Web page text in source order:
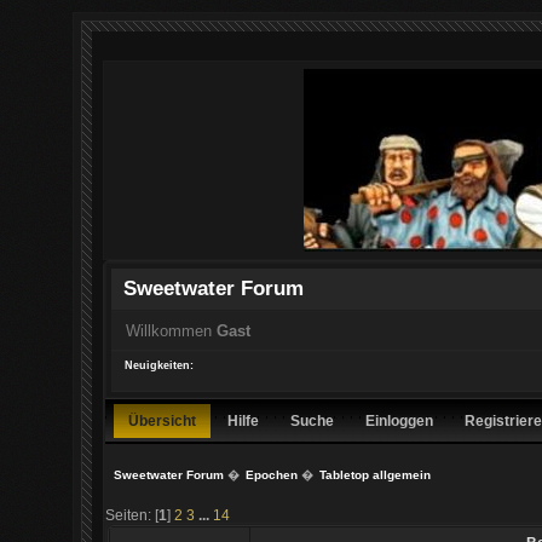
Sweetwater Forum
Willkommen Gast
Neuigkeiten:
Übersicht Hilfe Suche Einloggen
Sweetwater Forum� Epochen� Tabletop allgemein
Seiten: [1]2 3
14